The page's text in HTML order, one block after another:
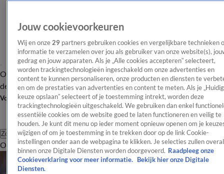
OverzichtAfleveringen Entertainment TV Algemeen
Tip
de redactieNieuwsbrief
Volg Shownieuws
Zoeken
OverzichtEntertainmentSpraakmakendRealityCrimeVideo's
Jouw cookievoorkeuren
Wij en onze 29 partners gebruiken cookies en vergelijkbare technieken
informatie te verzamelen over jou als gebruiker van onze website(s),
gedrag en jouw apparaten. Als je „Alle cookies accepteren” selecteert,
worden trackingtechnologieën ingeschakeld om onze advertenties en
content te kunnen personaliseren, onze producten en diensten te
en om de prestaties van advertenties en content te meten. Als je
keuze opslaan” selecteert of je toestemming intrekt, worden deze
trackingtechnologieën uitgeschakeld. We gebruiken dan enkel
essentiële cookies om de website goed te laten functioneren en veilig te
houden. Je kunt dit menu op ieder moment opnieuw openen om je
wijzigen of om je toestemming in te trekken door op de link Cookie-
instellingen onder aan de webpagina te klikken. Je selecties zullen overal
binnen onze Digitale Diensten worden doorgevoerd. Raadpleeg onze
Cookieverklaring voor meer informatie.
Bekijk hier onze Digitale
Diensten.